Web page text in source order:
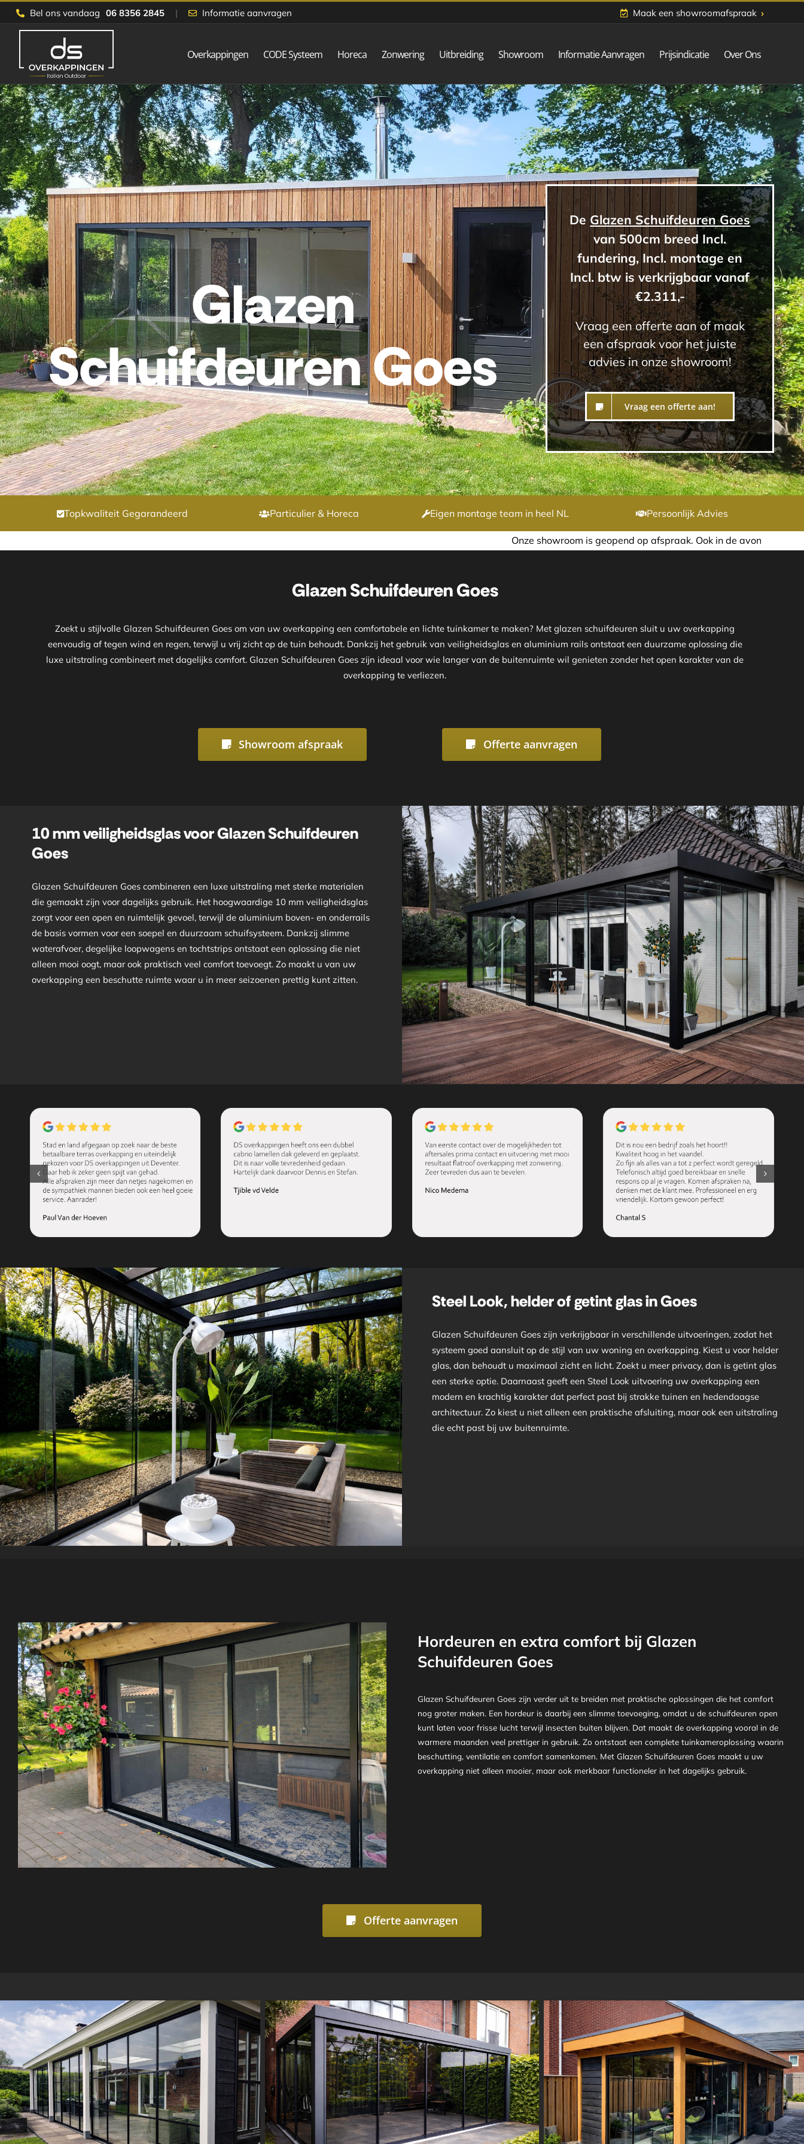
Skip
to
Bel ons vandaag 06 8356 2845 | Informatie aanvragen Maak een showroomafspraak ›
Overkappingen CODE Systeem Horeca Zonwering Uitbreiding Showroom Informatie Aanvragen Prijsindicatie Over Ons
Glazen
Schuifdeuren Goes
De Glazen Schuifdeuren Goes
van 500cm breed Incl.
fundering, Incl. montage en
Incl. btw is verkrijgbaar vanaf
€2.311,-
Vraag een offerte aan of maak
een afspraak voor het juiste
advies in onze showroom!
Vraag een offerte aan!
Topkwaliteit Gegarandeerd Particulier & Horeca Eigen montage team in heel NL Persoonlijk Advies
Onze showroom is geopend op afspraak. Ook in de avond of in het weekend nemen wij
Glazen Schuifdeuren Goes
Zoekt u stijlvolle Glazen Schuifdeuren Goes om van uw overkapping een comfortabele en lichte tuinkamer te maken? Met glazen schuifdeuren sluit u uw overkapping
eenvoudig af tegen wind en regen, terwijl u vrij zicht op de tuin behoudt. Dankzij het gebruik van veiligheidsglas en aluminium rails ontstaat een duurzame oplossing die
luxe uitstraling combineert met dagelijks comfort. Glazen Schuifdeuren Goes zijn ideaal voor wie langer van de buitenruimte wil genieten zonder het open karakter van de
overkapping te verliezen.
Showroom afspraak Offerte aanvragen
10 mm veiligheidsglas voor Glazen Schuifdeuren
Goes
Glazen Schuifdeuren Goes combineren een luxe uitstraling met sterke materialen
die gemaakt zijn voor dagelijks gebruik. Het hoogwaardige 10 mm veiligheidsglas
zorgt voor een open en ruimtelijk gevoel, terwijl de aluminium boven- en onderrails
de basis vormen voor een soepel en duurzaam schuifsysteem. Dankzij slimme
waterafvoer, degelijke loopwagens en tochtstrips ontstaat een oplossing die niet
alleen mooi oogt, maar ook praktisch veel comfort toevoegt. Zo maakt u van uw
overkapping een beschutte ruimte waar u in meer seizoenen prettig kunt zitten.
Steel Look, helder of getint glas in Goes
Glazen Schuifdeuren Goes zijn verkrijgbaar in verschillende uitvoeringen, zodat het
systeem goed aansluit op de stijl van uw woning en overkapping. Kiest u voor helder
glas, dan behoudt u maximaal zicht en licht. Zoekt u meer privacy, dan is getint glas
een sterke optie. Daarnaast geeft een Steel Look uitvoering uw overkapping een
modern en krachtig karakter dat perfect past bij strakke tuinen en hedendaagse
architectuur. Zo kiest u niet alleen een praktische afsluiting, maar ook een uitstraling
die echt past bij uw buitenruimte.
Hordeuren en extra comfort bij Glazen
Schuifdeuren Goes
Glazen Schuifdeuren Goes zijn verder uit te breiden met praktische oplossingen die het comfort
nog groter maken. Een hordeur is daarbij een slimme toevoeging, omdat u de schuifdeuren open
kunt laten voor frisse lucht terwijl insecten buiten blijven. Dat maakt de overkapping vooral in de
warmere maanden veel prettiger in gebruik. Zo ontstaat een complete tuinkameroplossing waarin
beschutting, ventilatie en comfort samenkomen. Met Glazen Schuifdeuren Goes maakt u uw
overkapping niet alleen mooier, maar ook merkbaar functioneler in het dagelijks gebruik.
Offerte aanvragen